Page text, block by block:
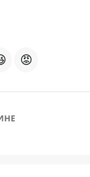
😡